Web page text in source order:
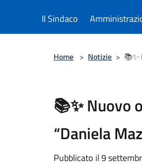
Il Sindaco
Home > Notizie > 📚✨
📚✨ Nuovo
“Daniela
Pubblicato il 9